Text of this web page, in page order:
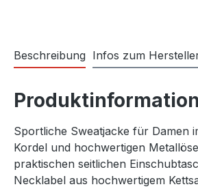
Beschreibung Infos zum
Sportliche Sweatjacke für Damen
Kordel und hochwertigen
praktischen seitlichen
Necklabel aus hochwertigem